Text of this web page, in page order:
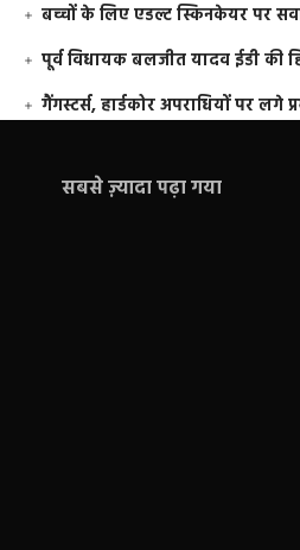
बच्चों के लिए एडल्ट स्किनकेयर पर
पूर्व विधायक बलजीत यादव ईडी की
गैंगस्टर्स, हार्डकोर अपराधियों पर
सबसे ज़्यादा पढ़ा गया